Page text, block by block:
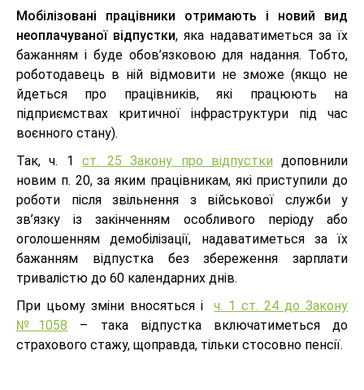
Мобілізовані працівники отримають і новий вид
неоплачуваної відпустки, яка надаватиметься за їх
бажанням і буде обов’язковою для надання. Тобто,
роботодавець в ній відмовити не зможе (якщо не
йдеться про працівників, які працюють на
підприємствах критичної інфраструктури під час
воєнного стану).
Так, ч. 1 ст. 25 Закону про відпусткидоповнили
новим п. 20, за яким працівникам, які приступили до
роботи після звільнення з військової служби у
зв’язку із закінченням особливого періоду або
оголошенням демобілізації, надаватиметься за їх
бажанням відпустка без збереження зарплати
тривалістю до 60 календарних днів.
При цьому зміни вносяться іч. 1 ст. 24 до Закону
№1058 – така відпустка включатиметься до
страхового стажу, щоправда, тільки стосовно пенсії.